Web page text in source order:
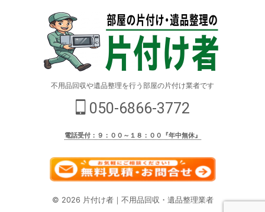
不用品回収や遺品整理を行う部屋の片付け業者です
050-6866-3772
電話受付：９：００～１８：００『年中無休』
© 2026 片付け者｜不用品回収・遺品整理業者